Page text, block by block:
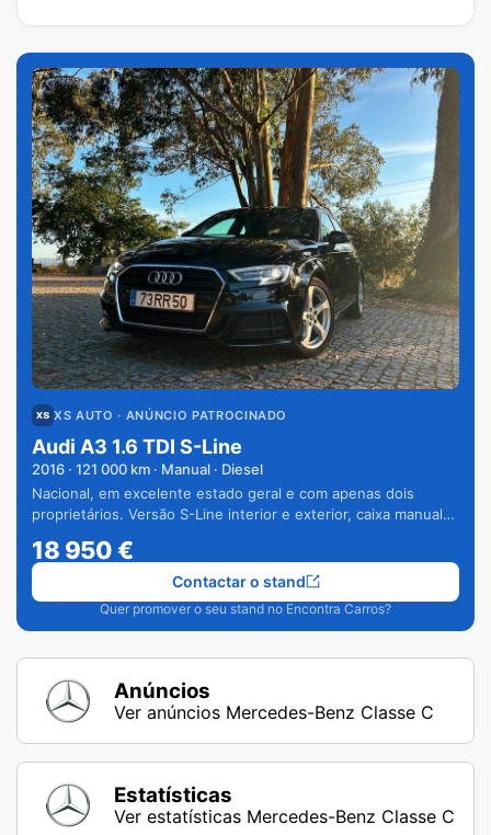
XS AUTO · ANÚNCIO PATROCINADO
Audi A3 1.6 TDI S-Line
2016 · 121 000 km · Manual · Diesel
Nacional, em excelente estado geral e com apenas dois
proprietários. Versão S-Line interior e exterior, caixa manual
18 950€
Quer promover o seu stand no Encontra Carros?
Contactar o stand
Anúncios
Ver anúncios Mercedes-Benz Classe C
Estatísticas
Ver estatísticas Mercedes-Benz Classe C